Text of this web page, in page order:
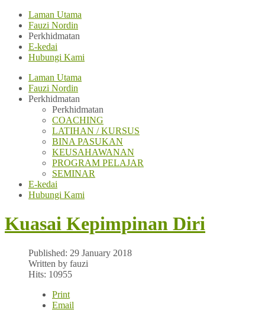
Laman Utama
Fauzi Nordin
Perkhidmatan
E-kedai
Hubungi Kami
Laman Utama
Fauzi Nordin
Perkhidmatan
Perkhidmatan
COACHING
LATIHAN / KURSUS
BINA PASUKAN
KEUSAHAWANAN
PROGRAM PELAJAR
SEMINAR
E-kedai
Hubungi Kami
Kuasai Kepimpinan Diri
Published: 29 January 2018
Written by fauzi
Hits: 10955
Print
Email